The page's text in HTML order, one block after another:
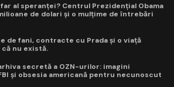
al speranței? Centrul Prezidențial Obama
de dolari și o mulțime de întrebări
de fani, contracte cu Prada și o viață
nu există.
secretă a OZN-urilor: imagini
și obsesia americană pentru necunoscut